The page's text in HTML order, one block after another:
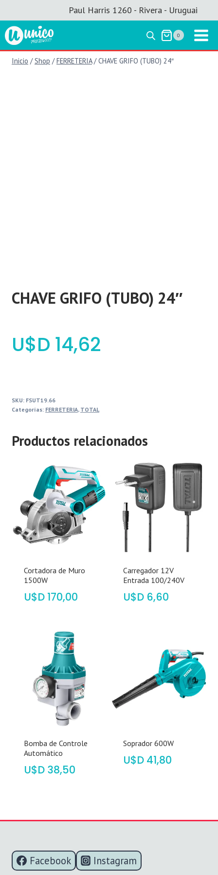
al
contenido
Paul Harris 1260 - Rivera - Uruguai
0
Inicio / Shop / FERRETERIA / CHAVE GRIFO (TUBO) 24″
CHAVE GRIFO (TUBO) 24″
$ 14,62
SKU: FSUT19.66
Categorías: FERRETERIA, TOTAL
Productos relacionados
Cortadora de Muro
1500W
$ 170,00
Carregador 12V
Entrada 100/240V
$ 6,60
Bomba de Controle
Automático
$ 38,50
Soprador 600W
$ 41,80
Facebook Instagram